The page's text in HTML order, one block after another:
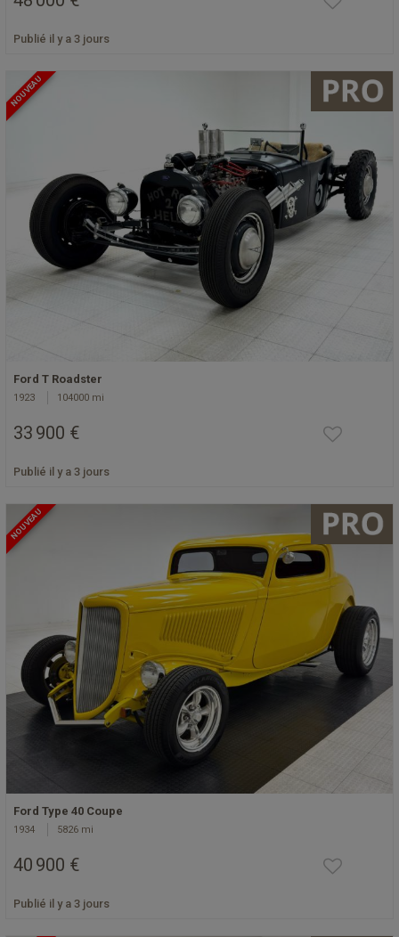
Publié il y a 3 jours
NOUVEAU
Ford T Roadster
1923 104000 mi
33 900 €
Publié il y a 3 jours
NOUVEAU
Ford Type 40 Coupe
1934 5826 mi
40 900 €
Publié il y a 3 jours